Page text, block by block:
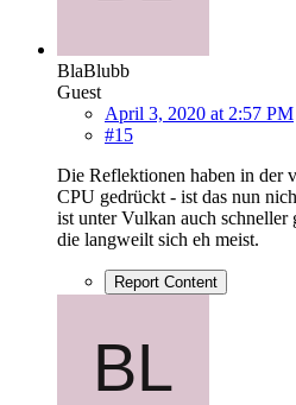
BlaBlubb
Guest
April 3, 2020 at 2:57 PM
#15
Die Reflektionen haben in der
CPU gedrückt - ist das nun
ist unter Vulkan auch schneller
die langweilt sich eh meist.
Report Content